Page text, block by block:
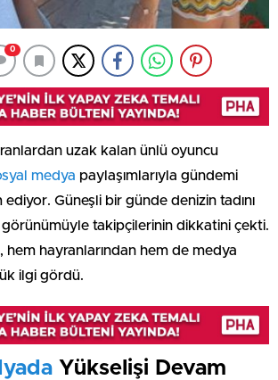
0
uzak kalan ünlü oyuncu
medya paylaşımlarıyla gündemi
Güneşli bir günde denizin tadını
görünümüyle takipçilerinin dikkatini çekti.
hem hayranlarından hem de medya
ilgi gördü.
Yükselişi Devam